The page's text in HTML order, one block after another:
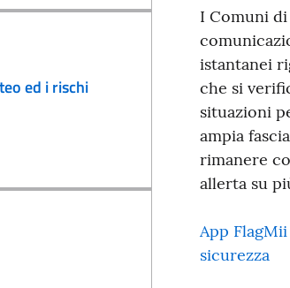
ed i rischi
I Comuni
istantanei
che si
situazioni
ampia
rimanere
allerta su
App
sicurezza